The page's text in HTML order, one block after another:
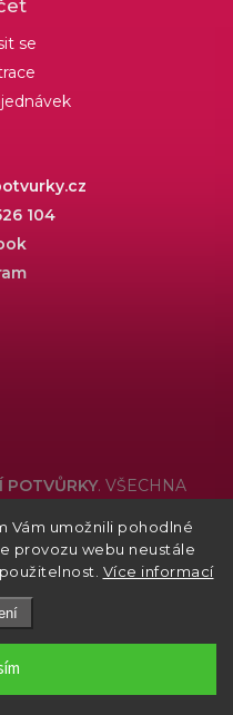
Vám umožnili pohodlné
provozu webu neustále
Více informací
se
104
POTVŮRKY. VŠECHNA
Shoptak.cz